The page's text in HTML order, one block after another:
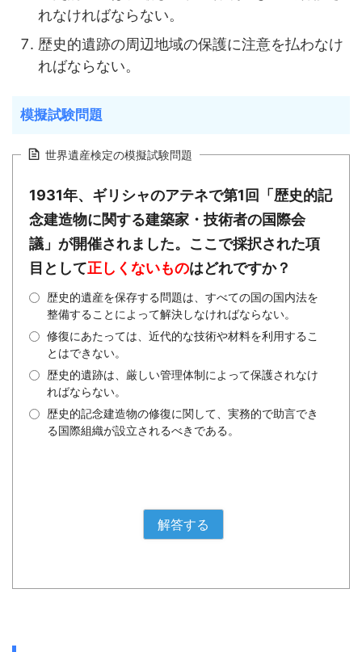
れなければならない。
歴史的遺跡の周辺地域の保護に注意を払わなけ
ればならない。
模擬試験問題
世界遺産検定の模擬試験問題
1931年、ギリシャのアテネで第1回「歴史的記
念建造物に関する建築家・技術者の国際会
議」が開催されました。ここで採択された項
目として正しくないものはどれですか？
歴史的遺産を保存する問題は、すべての国の国内法を
整備することによって解決しなければならない。
修復にあたっては、近代的な技術や材料を利用するこ
とはできない。
歴史的遺跡は、厳しい管理体制によって保護されなけ
ればならない。
歴史的記念建造物の修復に関して、実務的で助言でき
る国際組織が設立されるべきである。